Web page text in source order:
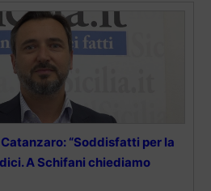
“Soddisfatti per la
A Schifani chiediamo